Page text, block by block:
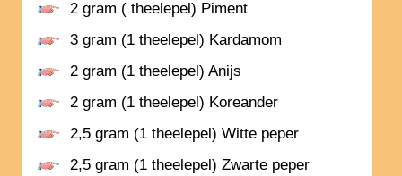
2 gram ( theelepel) Piment
3 gram (1 theelepel) Kardamom
2 gram (1 theelepel) Anijs
2 gram (1 theelepel) Koreander
2,5 gram (1 theelepel) Witte peper
2,5 gram (1 theelepel) Zwarte peper